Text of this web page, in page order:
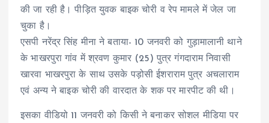
की जा रही है। पीड़ित युवक बाइक चोरी व रेप मामले में जेल जा
चुका है।
एसपी नरेंद्र सिंह मीना ने बताया- 10 जनवरी को गुड़ामालानी थाने
के भाखरपुरा गांव में श्रवण कुमार (25) पुत्र गंगदाराम निवासी
खारवा भाखरपुरा के साथ उसके पड़ोसी ईशराराम पुत्र अचलाराम
एवं अन्य ने बाइक चोरी की वारदात के शक पर मारपीट की थी।
इसका वीडियो 11 जनवरी को किसी ने बनाकर सोशल मीडिया पर